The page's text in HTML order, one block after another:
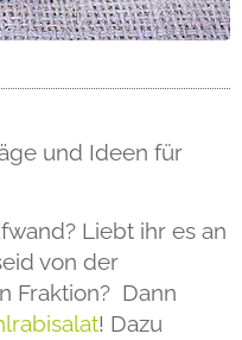
und Ideen für
Liebt ihr es an
von der
Fraktion? Dann
! Dazu